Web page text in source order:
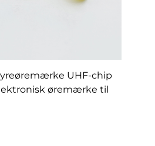
UHF-chip
øremærke til